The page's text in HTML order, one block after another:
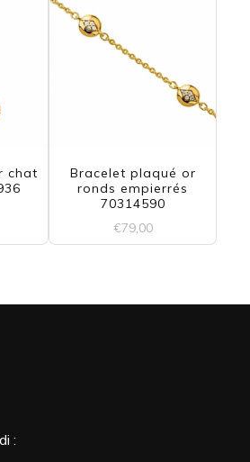
du
chat
Bracelet plaqué or
ronds empierrés
70314590
€79,00
: